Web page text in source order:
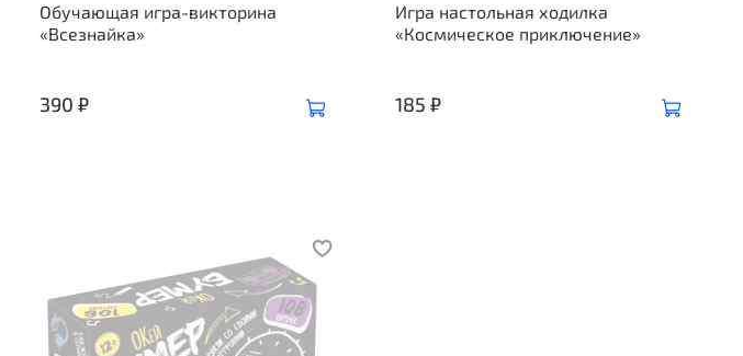
Обучающая игра-викторина
«Всезнайка»
390 ₽
Игра настольная ходилка
«Космическое приключение»
185 ₽